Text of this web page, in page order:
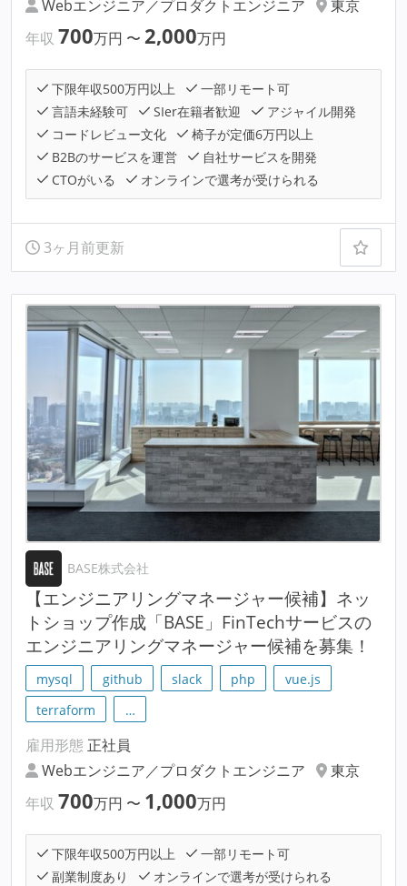
Webエンジニア／プロダクトエンジニア
東京
年収 700万円 〜 2,000万円
下限年収500万円以上
一部リモート可
言語未経験可
SIer在籍者歓迎
アジャイル開発
コードレビュー文化
椅子が定価6万円以上
B2Bのサービスを運営
自社サービスを開発
CTOがいる
オンラインで選考が受けられる
3ヶ月前更新
BASE株式会社
【エンジニアリングマネージャー候補】ネッ
トショップ作成「BASE」FinTechサービスの
エンジニアリングマネージャー候補を募集！
mysql github slack php
vue.js
terraform
…
雇用形態 正社員
Webエンジニア／プロダクトエンジニア
東京
年収 700万円 〜 1,000万円
下限年収500万円以上
一部リモート可
副業制度あり
オンラインで選考が受けられる